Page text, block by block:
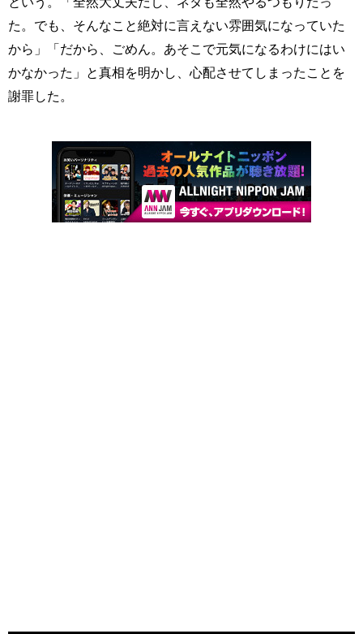
た。でも、そんなこと絶対に言えない雰囲気になっていた
から」「だから、ごめん。あそこで元気になるわけにはい
かなかった」と真相を明かし、心配させてしまったことを
謝罪した。